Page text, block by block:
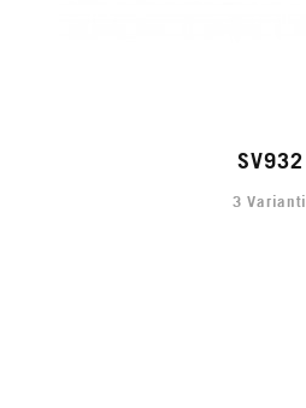
SV932
3 Varianti